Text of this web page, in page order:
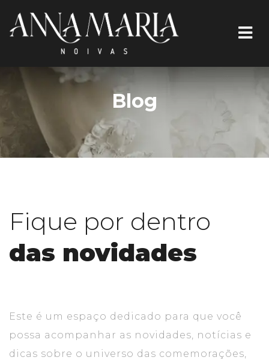
Blog
Fique por dentro
das novidades
Este é um espaço dedicado para que você
possa acompanhar as novidades, notícias e
dicas sobre o universo das comemorações,